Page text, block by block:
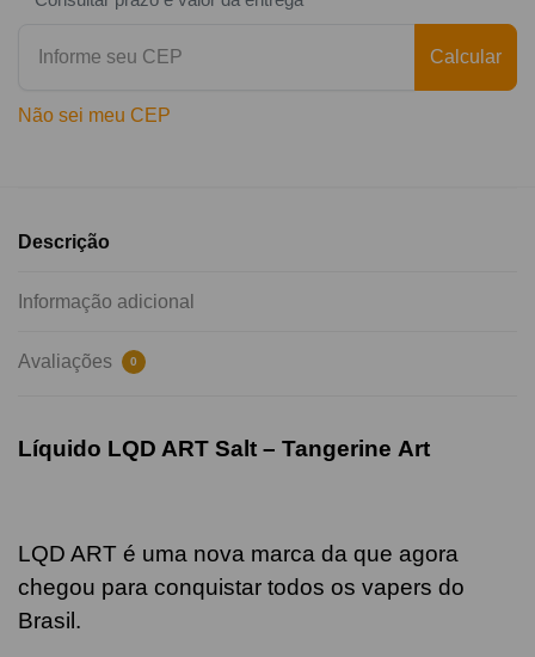
Calcular
Não sei meu CEP
Descrição
Informação adicional
Avaliações 0
Líquido LQD ART Salt – Tangerine Art
LQD ART é uma nova marca da que agora
chegou para conquistar todos os vapers do
Brasil.